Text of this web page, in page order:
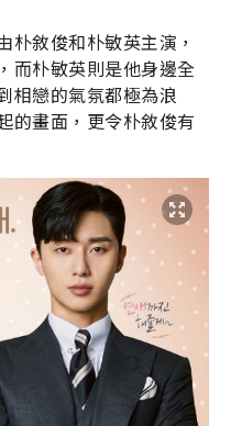
朴敘俊和朴敏英主演，
而朴敏英則是他身邊全
相戀的氣氛都極為浪
的畫面，更令朴敘俊有